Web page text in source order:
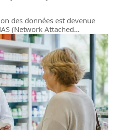
des données est devenue
(Network Attached…